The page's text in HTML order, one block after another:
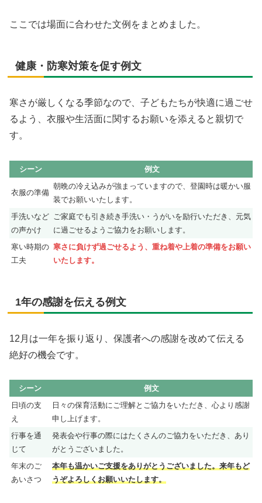
ここでは場面に合わせた文例をまとめました。
健康・防寒対策を促す例文
寒さが厳しくなる季節なので、子どもたちが快適に過ごせ
るよう、衣服や生活面に関するお願いを添えると親切で
す。
シーン 例文
衣服の準備
朝晩の冷え込みが強まっていますので、登園時は暖かい服
装でお願いいたします。
手洗いなど
の声かけ
ご家庭でも引き続き手洗い・うがいを励行いただき、元気
に過ごせるようご協力をお願いします。
寒い時期の
工夫
寒さに負けず過ごせるよう、重ね着や上着の準備をお願い
いたします。
1年の感謝を伝える例文
12月は一年を振り返り、保護者への感謝を改めて伝える
絶好の機会です。
シーン
例文
日頃の支
え
日々の保育活動にご理解とご協力をいただき、心より感謝
申し上げます。
行事を通
じて
発表会や行事の際にはたくさんのご協力をいただき、あり
がとうございました。
年末のご
あいさつ
本年も温かいご支援をありがとうございました。来年もど
うぞよろしくお願いいたします。